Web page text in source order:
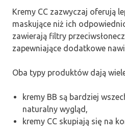
Kremy CC zazwyczaj oferują
maskujące niż ich
zawierają filtry
zapewniające dodatkowe
Oba typy produktów dają
kremy BB są bardziej
naturalny wygląd,
kremy CC skupiają się na